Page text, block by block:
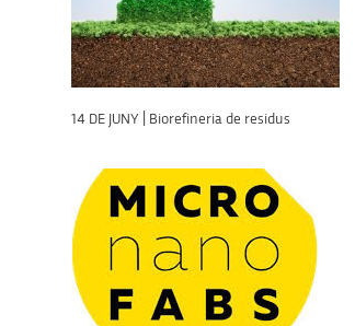
14 DE JUNY | Biorefineria de residus